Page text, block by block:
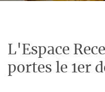
L'Espace
portes le 1er